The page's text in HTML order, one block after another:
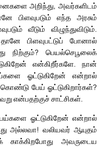
அறிந்து, அவர்களிடம்
பிளவுபடும் எந்த அரசும்
வீடும் விழுந்துவிடும்.
பிளவுபட்டுப் போனால்
நிற்கும்? பெயல்செபூலைக்
என்கிறீர்களே. நான்
ஓட்டுகிறேன் என்றால்
பேய் ஓட்டுகிறார்கள்?
என்பதற்குச் சாட்சிகள்.
ஓட்டுகிறேன் என்றால்
அல்லவா! வலியவர் ஆயுதம்
அவருடைய